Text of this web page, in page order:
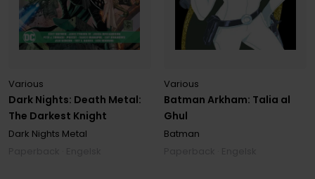
Dark Nights: Death Metal:
The Darkest Knight
Various
Dark Nights Metal
Batman Arkham: Talia al
Ghul
Various
Batman